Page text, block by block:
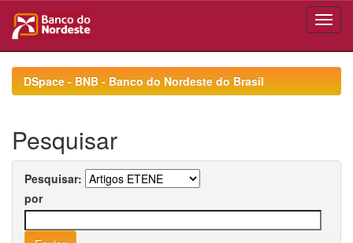
navigationDSpace - BNB - Banco do Nordeste do Brasil
Pesquisar
Pesquisar:
por